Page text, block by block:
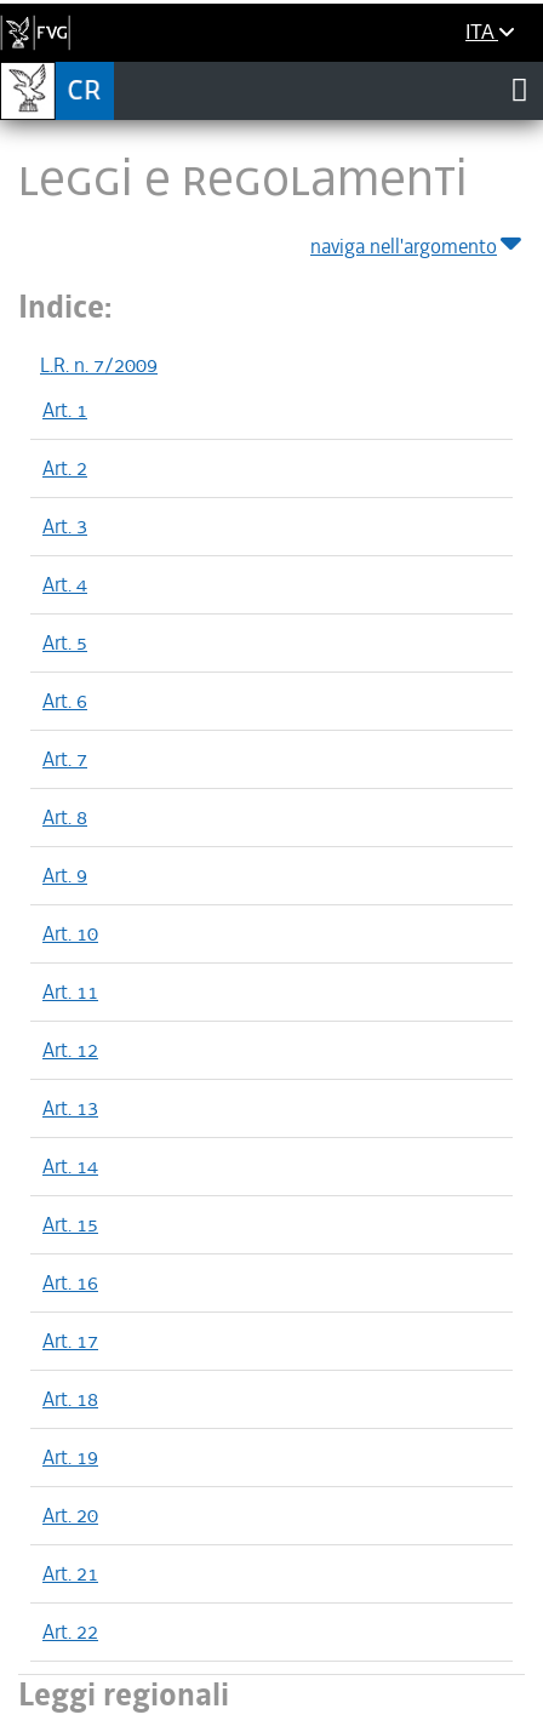
ITA
LEGGI E REGOLAMENTI
naviga nell'argomento
Indice:
L.R. n. 7/2009
Art. 1
Art. 2
Art. 3
Art. 4
Art. 5
Art. 6
Art. 7
Art. 8
Art. 9
Art. 10
Art. 11
Art. 12
Art. 13
Art. 14
Art. 15
Art. 16
Art. 17
Art. 18
Art. 19
Art. 20
Art. 21
Art. 22
Leggi regionali